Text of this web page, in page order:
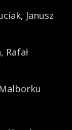
Janusz
Rafał